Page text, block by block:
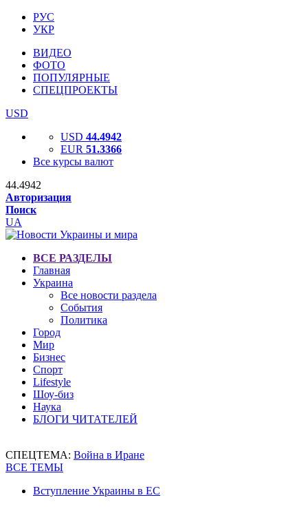
РУС
УКР
ВИДЕО
ФОТО
ПОПУЛЯРНЫЕ
СПЕЦПРОЕКТЫ
USD
USD 44.4942
EUR 51.3366
Все курсы валют
44.4942
Авторизация
Поиск
UA
ВСЕ РАЗДЕЛЫ
Главная
Украина
Все новости раздела
События
Политика
Город
Мир
Бизнес
Спорт
Lifestyle
Шоу-биз
Наука
БЛОГИ ЧИТАТЕЛЕЙ
СПЕЦТЕМА: Война в Иране
ВСЕ ТЕМЫ
Вступление Украины в ЕС